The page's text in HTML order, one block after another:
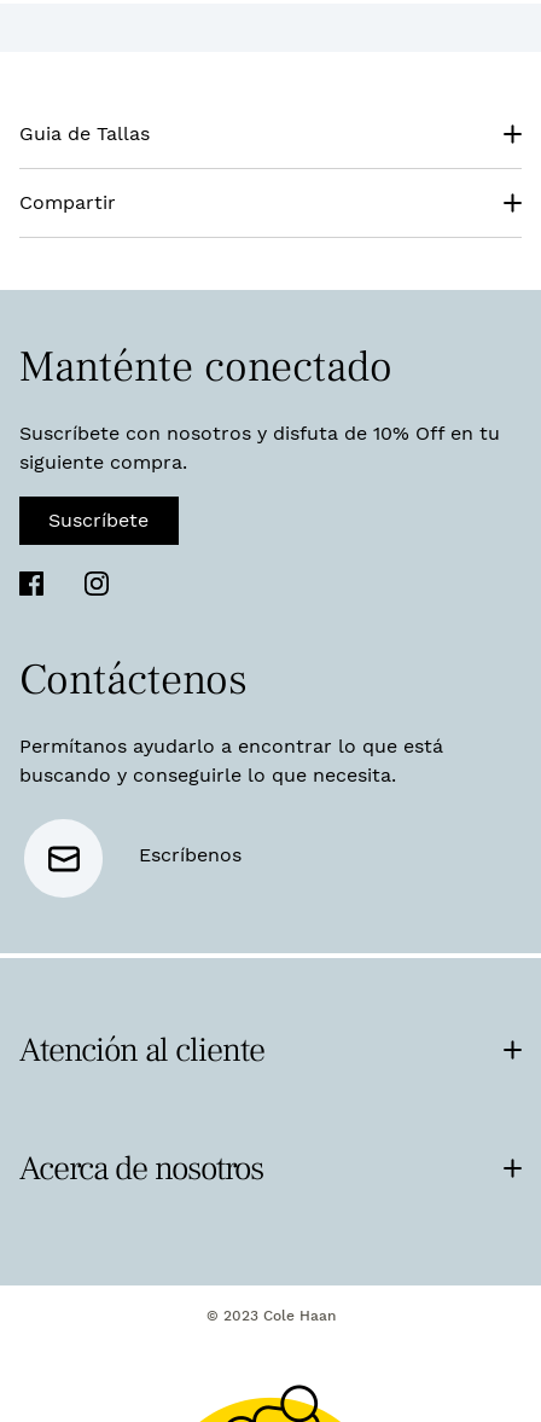
Guia de Tallas
Compartir
Manténte conectado
Suscríbete con nosotros y disfuta de 10% Off en tu
siguiente compra.
Suscríbete
Contáctenos
Permítanos ayudarlo a encontrar lo que está
buscando y conseguirle lo que necesita.
Escríbenos
Atención al cliente
Acerca de nosotros
© 2023 Cole Haan